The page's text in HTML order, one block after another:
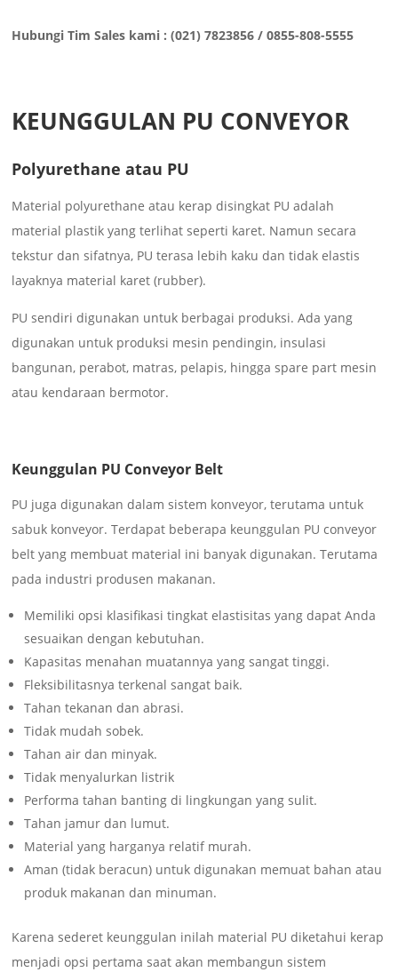
Hubungi Tim Sales kami : (021) 7823856 / 0855-808-5555
KEUNGGULAN PU CONVEYOR
Polyurethane atau PU
Material polyurethane atau kerap disingkat PU adalah
material plastik yang terlihat seperti karet. Namun secara
tekstur dan sifatnya, PU terasa lebih kaku dan tidak elastis
layaknya material karet (rubber).
PU sendiri digunakan untuk berbagai produksi. Ada yang
digunakan untuk produksi mesin pendingin, insulasi
bangunan, perabot, matras, pelapis, hingga spare part mesin
atau kendaraan bermotor.
Keunggulan PU Conveyor Belt
PU juga digunakan dalam sistem konveyor, terutama untuk
sabuk konveyor. Terdapat beberapa keunggulan PU conveyor
belt yang membuat material ini banyak digunakan. Terutama
pada industri produsen makanan.
Memiliki opsi klasifikasi tingkat elastisitas yang dapat Anda
sesuaikan dengan kebutuhan.
Kapasitas menahan muatannya yang sangat tinggi.
Fleksibilitasnya terkenal sangat baik.
Tahan tekanan dan abrasi.
Tidak mudah sobek.
Tahan air dan minyak.
Tidak menyalurkan listrik
Performa tahan banting di lingkungan yang sulit.
Tahan jamur dan lumut.
Material yang harganya relatif murah.
Aman (tidak beracun) untuk digunakan memuat bahan atau
produk makanan dan minuman.
Karena sederet keunggulan inilah material PU diketahui kerap
menjadi opsi pertama saat akan membangun sistem